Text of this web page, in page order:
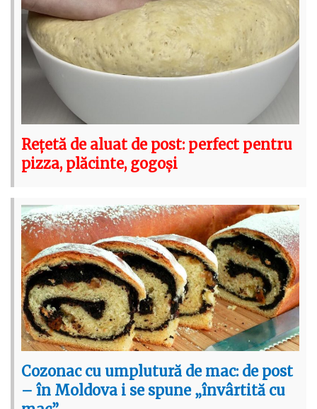
Rețetă de aluat de post: perfect pentru
pizza, plăcinte, gogoși
Cozonac cu umplutură de mac: de post
– în Moldova i se spune „învârtită cu